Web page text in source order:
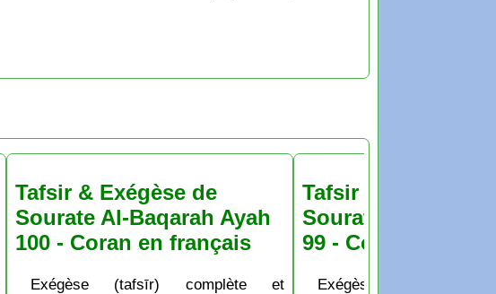
Tafsir & Exégèse de
Sourate Al-Baqarah Ayah
100 - Coran en français
Exégèse (tafsīr) complète et
Tafsir & Exégèse
Sourate Al-
99 - Coran en
Exégèse (tafsīr)